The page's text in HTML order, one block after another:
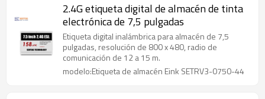
2.4G etiqueta digital de almacén de tinta
electrónica de 7,5 pulgadas
Etiqueta digital inalámbrica para almacén de 7,5
pulgadas, resolución de 800 x 480, radio de
comunicación de 12 a 15 m.
modelo:Etiqueta de almacén Eink SETRV3-0750-44